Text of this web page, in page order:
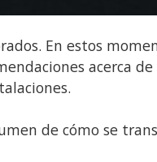
En estos
acerca
de cómo se